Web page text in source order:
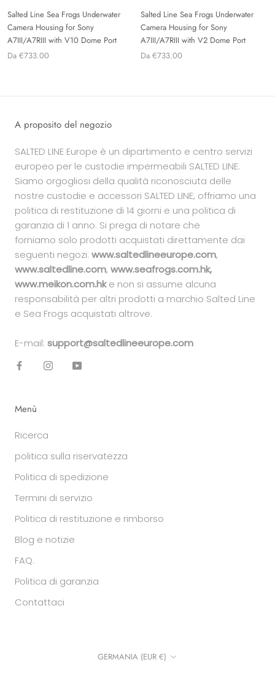
Salted Line Sea Frogs Underwater
Camera Housing for Sony
A7III/A7RIII with V10 Dome Port
Da €733.00
Salted Line Sea Frogs Underwater
Camera Housing for Sony
A7III/A7RIII with V2 Dome Port
Da €733.00
A proposito del negozio
SALTED LINE Europe è un dipartimento e centro servizi
europeo per le custodie impermeabili SALTED LINE.
Siamo orgogliosi della qualità riconosciuta delle
nostre custodie e accessori SALTED LINE, offriamo una
politica di restituzione di 14 giorni e una politica di
garanzia di 1 anno. Si prega di notare che
forniamo solo prodotti acquistati direttamente dai
seguenti negozi: www.saltedlineeurope.com,
www.saltedline.com, www.seafrogs.com.hk,
www.meikon.com.hke non si assume alcuna
responsabilità per altri prodotti a marchio Salted Line
e Sea Frogs acquistati altrove.
E-mail: support@saltedlineeurope.com
Menù
Ricerca
politica sulla riservatezza
Politica di spedizione
Termini di servizio
Politica di restituzione e rimborso
Blog e notizie
FAQ.
Politica di garanzia
Contattaci
Paese/regione
GERMANIA (EUR €)